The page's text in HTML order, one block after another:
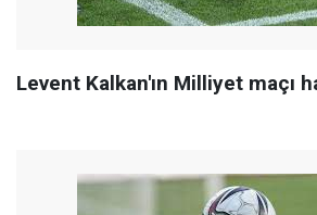
Levent Kalkan'ın Milliyet maçı